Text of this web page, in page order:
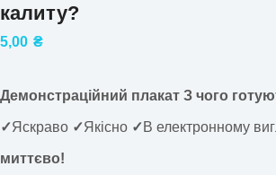
калиту?
5,00 ₴
Демонстраційний плакат З чого
✓Яскраво ✓Якісно ✓В електронному
миттєво!